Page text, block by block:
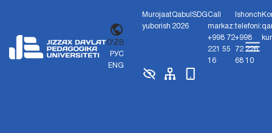
O'ZB
РУС
ENG
Murojaat
yuborish
Qabul
2026
SDGCall
markaz:
+998 72
221 55
16
Ishonch
telefoni:
+998
72 226
68 10